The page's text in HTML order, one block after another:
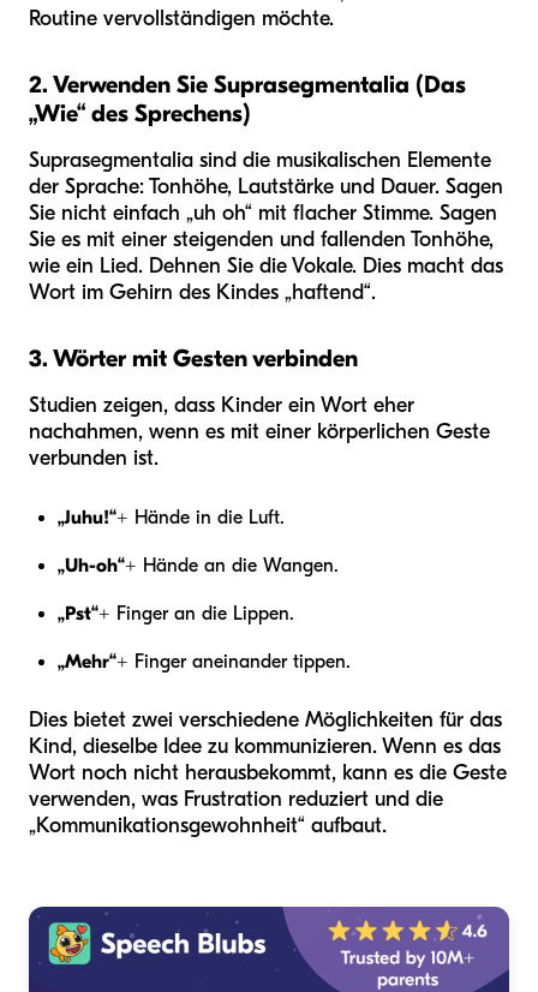
Routine vervollständigen möchte.
2. Verwenden Sie Suprasegmentalia (Das
„Wie“ des Sprechens)
Suprasegmentalia sind die musikalischen Elemente
der Sprache: Tonhöhe, Lautstärke und Dauer. Sagen
Sie nicht einfach „uh oh“ mit flacher Stimme. Sagen
Sie es mit einer steigenden und fallenden Tonhöhe,
wie ein Lied. Dehnen Sie die Vokale. Dies macht das
Wort im Gehirn des Kindes „haftend“.
3. Wörter mit Gesten verbinden
Studien zeigen, dass Kinder ein Wort eher
nachahmen, wenn es mit einer körperlichen Geste
verbunden ist.
„Juhu!“+ Hände in die Luft.
„Uh-oh“+ Hände an die Wangen.
„Pst“+ Finger an die Lippen.
„Mehr“+ Finger aneinander tippen.
Dies bietet zwei verschiedene Möglichkeiten für das
Kind, dieselbe Idee zu kommunizieren. Wenn es das
Wort noch nicht herausbekommt, kann es die Geste
verwenden, was Frustration reduziert und die
„Kommunikationsgewohnheit“ aufbaut.